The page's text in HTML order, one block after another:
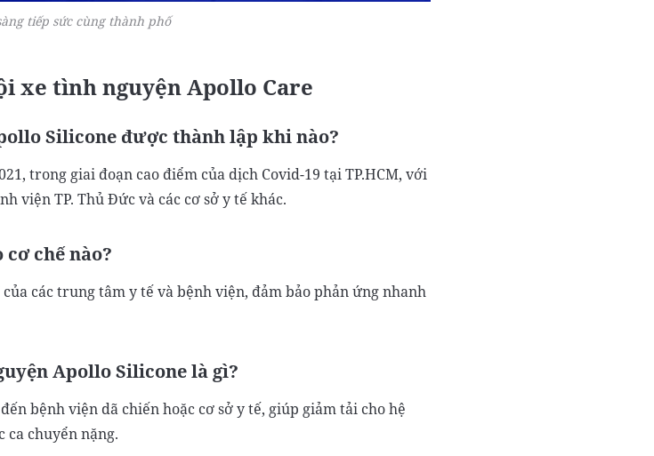
tiếp sức cùng thành phố
xe tình nguyện Apollo Care
Silicone được thành lập khi nào?
trong giai đoạn cao điểm của dịch Covid-19 tại TP.HCM, với
viện TP. Thủ Đức và các cơ sở y tế khác.
chế nào?
các trung tâm y tế và bệnh viện, đảm bảo phản ứng nhanh
Apollo Silicone là gì?
bệnh viện dã chiến hoặc cơ sở y tế, giúp giảm tải cho hệ
ca chuyển nặng.